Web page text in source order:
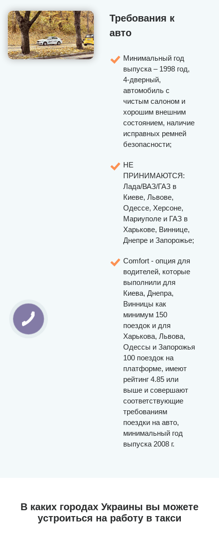
прибыли в команде настоящих профессионалов.
Приглашаем к сотрудничеству с U-Drivers — набор
водителей продолжается!
Требования к
авто
Минимальный год
выпуска – 1998 год,
4-дверный,
автомобиль с
чистым салоном и
хорошим внешним
состоянием, наличие
исправных ремней
безопасности;
НЕ
ПРИНИМАЮТСЯ:
Лада/ВАЗ/ГАЗ в
Киеве, Львове,
Одессе, Херсоне,
Мариуполе и ГАЗ в
Харькове, Виннице,
Днепре и Запорожье;
Comfort - опция для
водителей, которые
выполнили для
Киева, Днепра,
Винницы как
минимум 150
поездок и для
Харькова, Львова,
Одессы и Запорожья
100 поездок на
платформе, имеют
рейтинг 4.85 или
выше и совершают
соответствующие
требованиям
поездки на авто,
минимальный год
выпуска 2008 г.
В каких городах Украины вы можете
устроиться на работу в такси